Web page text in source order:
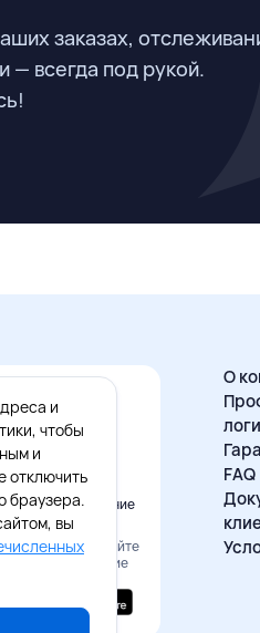
заказах,
— всегда под рукой.
приложение
Восток - Запад
камеру и скачайте
приложение
О
FAQ
и
чтобы
и
отключить
браузера.
вы